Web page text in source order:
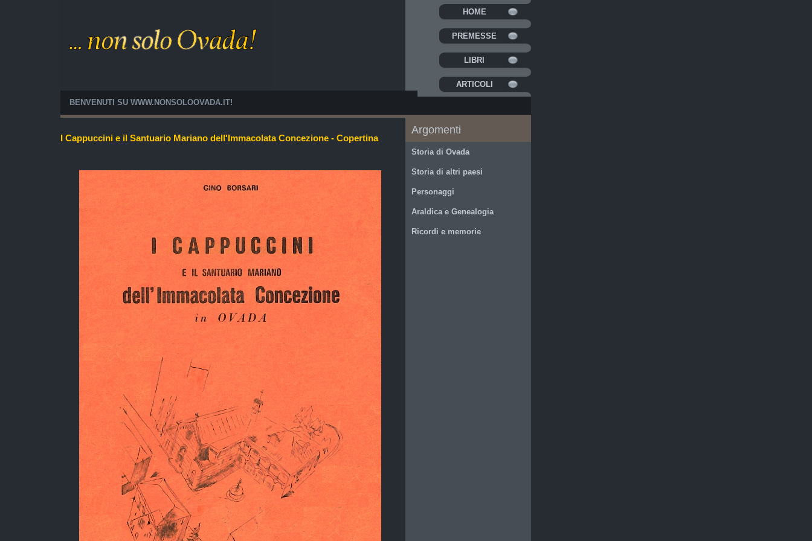
HOME
PREMESSE
LIBRI
ARTICOLI
BENVENUTI SU WWW.NONSOLOOVADA.IT!
I Cappuccini e il Santuario Mariano dell'Immacolata Concezione - Copertina
Argomenti
Storia di Ovada
Storia di altri paesi
Personaggi
Araldica e Genealogia
Ricordi e memorie